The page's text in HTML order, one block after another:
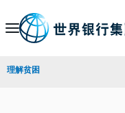
Skip
Navigation
理解贫困